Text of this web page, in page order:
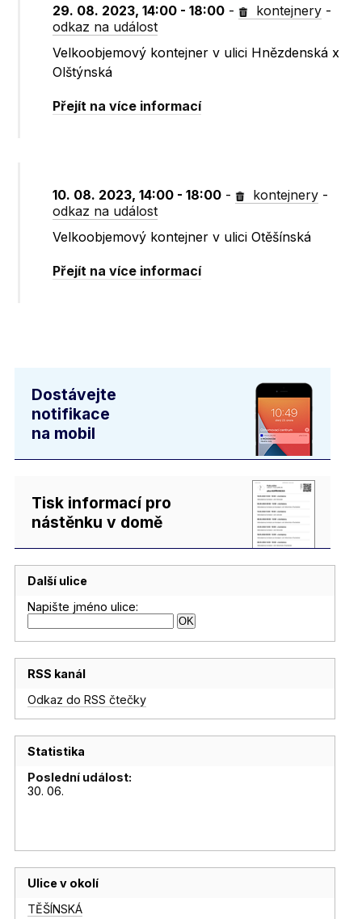
29. 08. 2023, 14:00 - 18:00 - kontejnery -
odkaz na událost
Velkoobjemový kontejner v ulici Hnězdenská x
Olštýnská
Přejít na více informací
10. 08. 2023, 14:00 - 18:00 - kontejnery -
odkaz na událost
Velkoobjemový kontejner v ulici Otěšínská
Přejít na více informací
Dostávejte
notifikace
na mobil
Tisk informací pro
nástěnku v domě
Další ulice
Napište jméno ulice:
RSS kanál
Odkaz do RSS čtečky
Statistika
Poslední událost:
30. 06.
Ulice v okolí
TĚŠÍNSKÁ